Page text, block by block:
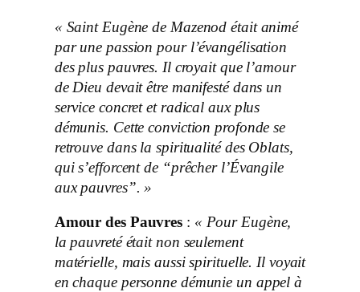
« Saint Eugène de Mazenod était animé
par une passion pour l’évangélisation
des plus pauvres. Il croyait que l’amour
de Dieu devait être manifesté dans un
service concret et radical aux plus
démunis. Cette conviction profonde se
retrouve dans la spiritualité des Oblats,
qui s’efforcent de “prêcher l’Évangile
aux pauvres”. »
Amour des Pauvres : « Pour Eugène,
la pauvreté était non seulement
matérielle, mais aussi spirituelle. Il voyait
en chaque personne démunie un appel à